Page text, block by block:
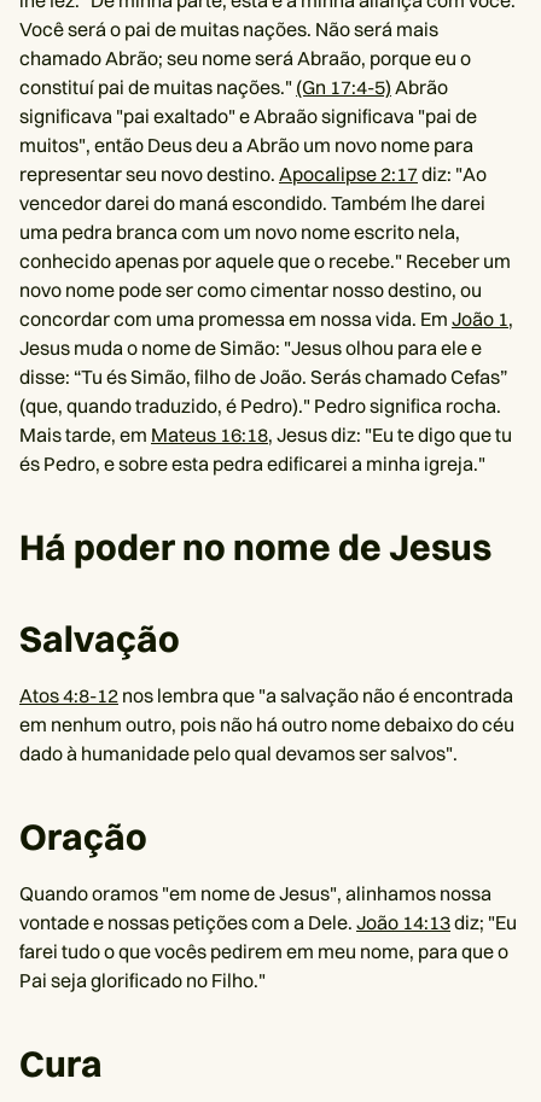
Você será o pai de muitas nações. Não será mais
chamado Abrão; seu nome será Abraão, porque eu o
constituí pai de muitas nações." (Gn 17:4-5) Abrão
significava "pai exaltado" e Abraão significava "pai de
muitos", então Deus deu a Abrão um novo nome para
representar seu novo destino. Apocalipse 2:17diz: "Ao
vencedor darei do maná escondido. Também lhe darei
uma pedra branca com um novo nome escrito nela,
conhecido apenas por aquele que o recebe." Receber um
novo nome pode ser como cimentar nosso destino, ou
concordar com uma promessa em nossa vida. Em João 1,
Jesus muda o nome de Simão: "Jesus olhou para ele e
disse: “Tu és Simão, filho de João. Serás chamado Cefas”
(que, quando traduzido, é Pedro)." Pedro significa rocha.
Mais tarde, em Mateus 16:18, Jesus diz: "Eu te digo que tu
és Pedro, e sobre esta pedra edificarei a minha igreja."
Há poder no nome de Jesus
Salvação
Atos 4:8-12 nos lembra que "a salvação não é encontrada
em nenhum outro, pois não há outro nome debaixo do céu
dado à humanidade pelo qual devamos ser salvos".
Oração
Quando oramos "em nome de Jesus", alinhamos nossa
vontade e nossas petições com a Dele. João 14:13diz; "Eu
farei tudo o que vocês pedirem em meu nome, para que o
Pai seja glorificado no Filho."
Cura